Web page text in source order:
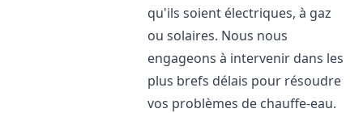
qu'ils soient électriques, à gaz
ou solaires. Nous nous
engageons à intervenir dans les
plus brefs délais pour résoudre
vos problèmes de chauffe-eau.